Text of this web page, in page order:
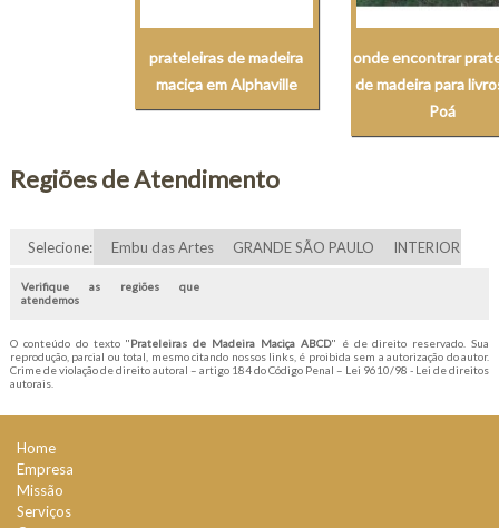
prateleiras de madeira
maciça em Alphaville
onde encontrar
de madeira para
Poá
Regiões de Atendimento
Selecione: Embu das Artes GRANDE SÃO PAULO INTERIOR
Verifique as regiões que
atendemos
O conteúdo do texto "Prateleiras de Madeira Maciça ABCD" é de direito reservado. Sua
reprodução, parcial ou total, mesmo citando nossos links, é proibida sem a autorização do autor.
Crime de violação de direito autoral – artigo 184 do Código Penal – Lei 9610/98 - Lei de direitos
autorais.
Home
Empresa
Missão
Serviços